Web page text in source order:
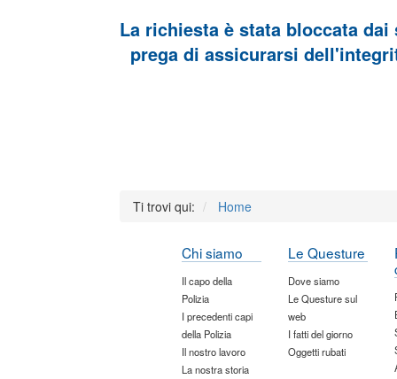
La richiesta è stata bloccata
prega di assicurarsi
Ti trovi qui: Home
Chi siamo
Il capo della
Polizia
I precedenti capi
della Polizia
Il nostro lavoro
La nostra storia
Le Questure
Dove siamo
Le Questure sul
web
I fatti del giorno
Oggetti rubati